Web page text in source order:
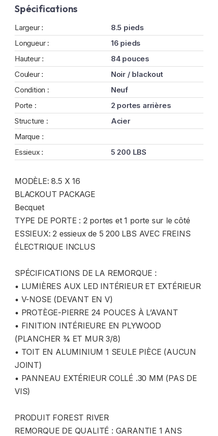
Spécifications
Largeur :
8.5 pieds
Longueur :
16 pieds
Hauteur :
84 pouces
Couleur :
Noir / blackout
Condition :
Neuf
Porte :
2 portes arrières
Structure :
Acier
Marque :
Essieux :
5 200 LBS
MODÈLE: 8.5 X 16
BLACKOUT PACKAGE
Becquet
TYPE DE PORTE : 2 portes et 1 porte sur le côté
ESSIEUX: 2 essieux de 5 200 LBS AVEC FREINS
ÉLECTRIQUE INCLUS
SPÉCIFICATIONS DE LA REMORQUE :
• LUMIÈRES AUX LED INTÉRIEUR ET EXTÉRIEUR
• V-NOSE (DEVANT EN V)
• PROTÈGE-PIERRE 24 POUCES À L’AVANT
• FINITION INTÉRIEURE EN PLYWOOD
(PLANCHER ¾ ET MUR 3/8)
• TOIT EN ALUMINIUM 1 SEULE PIÈCE (AUCUN
JOINT)
• PANNEAU EXTÉRIEUR COLLÉ .30 MM (PAS DE
VIS)
PRODUIT FOREST RIVER
​REMORQUE DE QUALITÉ : GARANTIE 1 ANS